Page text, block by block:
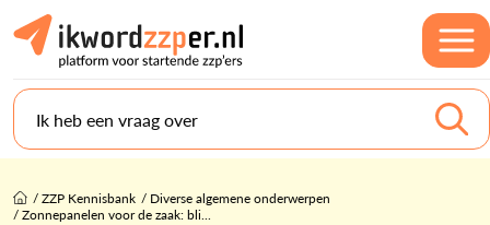
Ik heb een vraag over
/ZZP Kennisbank / Diverse algemene onderwerpen
/Zonnepanelen voor de zaak: bli...